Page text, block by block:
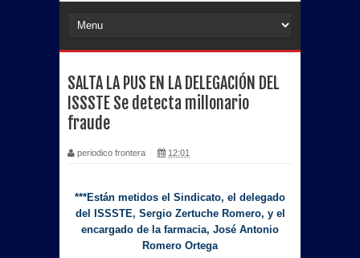
SALTA LA PUS EN LA DELEGACIÓN DEL
ISSSTE Se detecta millonario
fraude
periodico frontera 12:01
***Están metidos el Sindicato, el delegado
del ISSSTE, Sergio Zertuche Romero, y el
encargado de la farmacia, José Antonio
Romero Ortega